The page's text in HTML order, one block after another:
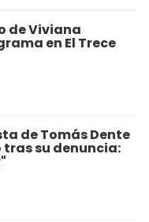
de Viviana
en El Trece
de Tomás Dente
tras su denuncia: